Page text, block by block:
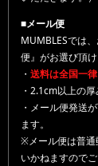
■メール便
MUMBLESでは
便』がお選び頂け
・ 送料は全国一
・2.1cm以上の
・メール便発送
ます。
※メール便は普通
いかねますのでご